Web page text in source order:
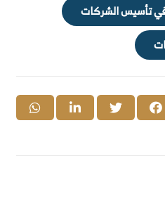
في تأسيس الشركات